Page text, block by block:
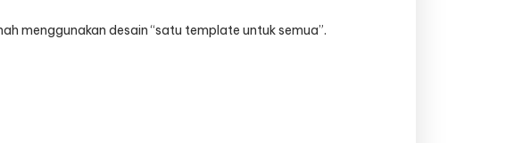
menggunakan desain “satu template untuk semua”.